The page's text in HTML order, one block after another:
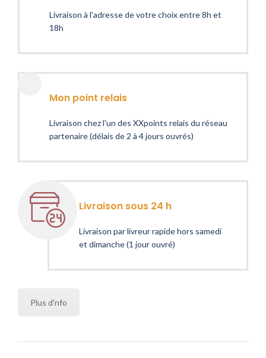
Livraison à l'adresse de votre choix entre 8h et
18h
Mon point relais
Livraison chez l'un des XXpoints relais du réseau
partenaire (délais de 2 à 4 jours ouvrés)
Livraison sous 24 h
Livraison par livreur rapide hors samedi
et dimanche (1 jour ouvré)
Plus d'nfo